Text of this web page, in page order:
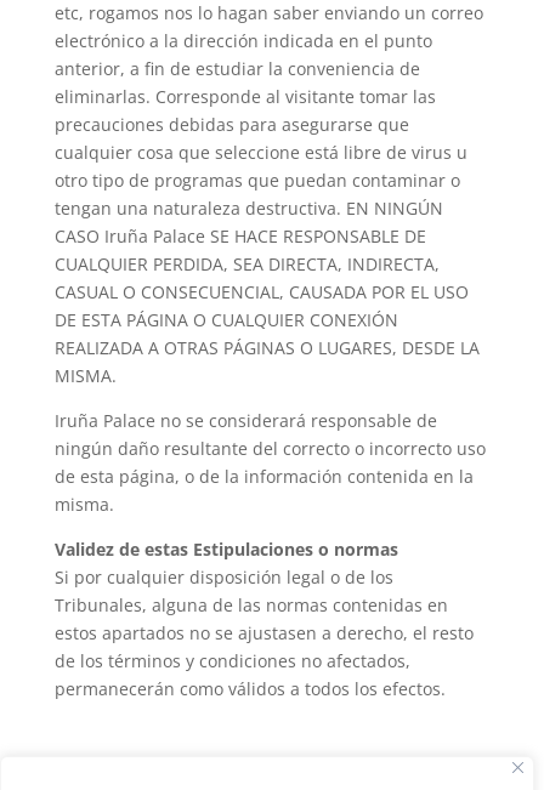
etc, rogamos nos lo hagan saber enviando un correo
electrónico a la dirección indicada en el punto
anterior, a fin de estudiar la conveniencia de
eliminarlas. Corresponde al visitante tomar las
precauciones debidas para asegurarse que
cualquier cosa que seleccione está libre de virus u
otro tipo de programas que puedan contaminar o
tengan una naturaleza destructiva. EN NINGÚN
CASO Iruña Palace SE HACE RESPONSABLE DE
CUALQUIER PERDIDA, SEA DIRECTA, INDIRECTA,
CASUAL O CONSECUENCIAL, CAUSADA POR EL USO
DE ESTA PÁGINA O CUALQUIER CONEXIÓN
REALIZADA A OTRAS PÁGINAS O LUGARES, DESDE LA
MISMA.
Iruña Palace no se considerará responsable de
ningún daño resultante del correcto o incorrecto uso
de esta página, o de la información contenida en la
misma.
Validez de estas Estipulaciones o normas
Si por cualquier disposición legal o de los
Tribunales, alguna de las normas contenidas en
estos apartados no se ajustasen a derecho, el resto
de los términos y condiciones no afectados,
permanecerán como válidos a todos los efectos.